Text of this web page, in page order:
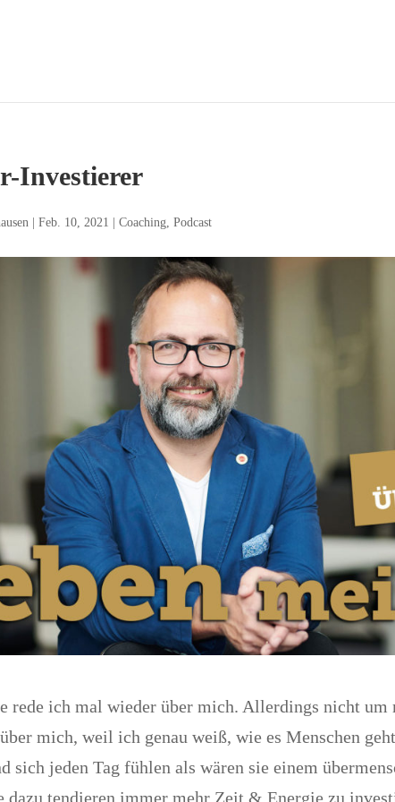
Investierer
|Feb. 10, 2021 |Coaching,Podcast
rede ich mal wieder über mich. Allerdings nicht
mich, weil ich genau weiß, wie es Menschen
sich jeden Tag fühlen als wären sie einem
dazu tendieren immer mehr Zeit & Energie zu